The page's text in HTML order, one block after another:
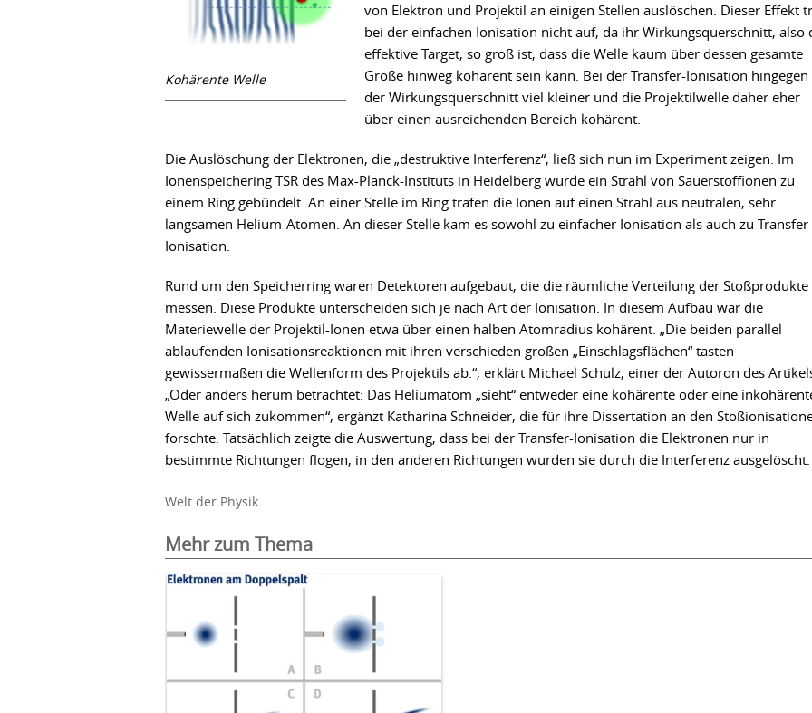
Kohärente Welle
von Elektron und Projektil an einigen Stellen auslöschen. Dieser Effekt
bei der einfachen Ionisation nicht auf, da ihr Wirkungsquerschnitt, also
effektive Target, so groß ist, dass die Welle kaum über dessen gesamte
Größe hinweg kohärent sein kann. Bei der Transfer-Ionisation hingegen
der Wirkungsquerschnitt viel kleiner und die Projektilwelle daher eher
über einen ausreichenden Bereich kohärent.
Die Auslöschung der Elektronen, die „destruktive Interferenz“, ließ sich nun im Experiment zeigen. Im
Ionenspeichering TSR des Max-Planck-Instituts in Heidelberg wurde ein Strahl von Sauerstoffionen zu
einem Ring gebündelt. An einer Stelle im Ring trafen die Ionen auf einen Strahl aus neutralen, sehr
langsamen Helium-Atomen. An dieser Stelle kam es sowohl zu einfacher Ionisation als auch zu Transfer-
Ionisation.
Rund um den Speicherring waren Detektoren aufgebaut, die die räumliche Verteilung der Stoßprodukte
messen. Diese Produkte unterscheiden sich je nach Art der Ionisation. In diesem Aufbau war die
Materiewelle der Projektil-Ionen etwa über einen halben Atomradius kohärent. „Die beiden parallel
ablaufenden Ionisationsreaktionen mit ihren verschieden großen „Einschlagsflächen“ tasten
gewissermaßen die Wellenform des Projektils ab.“, erklärt Michael Schulz, einer der Autoron des
„Oder anders herum betrachtet: Das Heliumatom „sieht“ entweder eine kohärente oder eine
Welle auf sich zukommen“, ergänzt Katharina Schneider, die für ihre Dissertation an den
forschte. Tatsächlich zeigte die Auswertung, dass bei der Transfer-Ionisation die Elektronen nur in
bestimmte Richtungen flogen, in den anderen Richtungen wurden sie durch die Interferenz ausgelöscht.
Welt der Physik
Mehr zum Thema